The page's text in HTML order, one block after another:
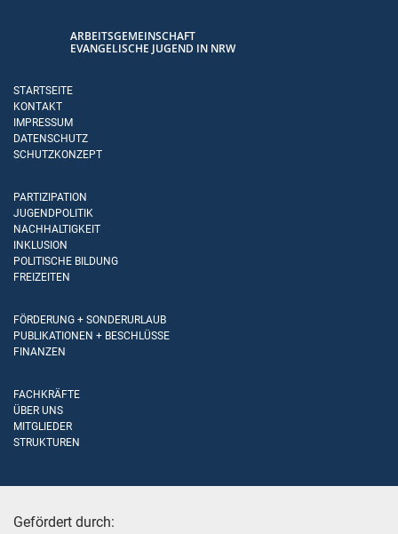
ARBEITSGEMEINSCHAFT
EVANGELISCHE JUGEND IN NRW
STARTSEITE
KONTAKT
IMPRESSUM
DATENSCHUTZ
SCHUTZKONZEPT
PARTIZIPATION
JUGENDPOLITIK
NACHHALTIGKEIT
INKLUSION
POLITISCHE BILDUNG
FREIZEITEN
FÖRDERUNG + SONDERURLAUB
PUBLIKATIONEN + BESCHLÜSSE
FINANZEN
FACHKRÄFTE
ÜBER UNS
MITGLIEDER
STRUKTUREN
Gefördert durch: